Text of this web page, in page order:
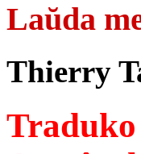
Laŭda
Thierry